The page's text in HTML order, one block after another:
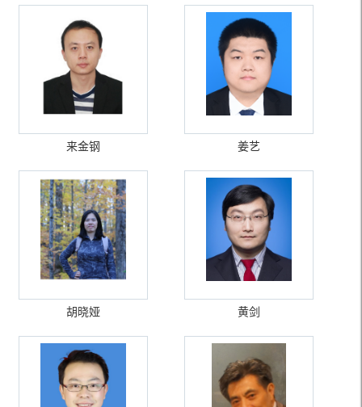
来金钢 姜艺
胡晓娅 黄剑